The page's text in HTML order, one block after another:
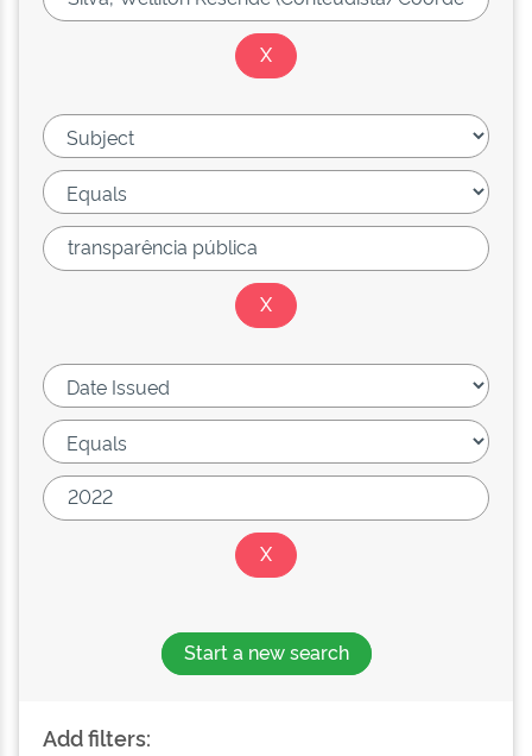
Start a new search
Add filters: